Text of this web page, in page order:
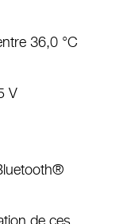
36,0 °C
V